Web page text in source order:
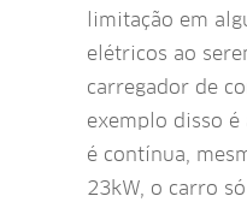
limitação em
elétricos ao
carregador de
exemplo disso
é contínua,
23kW, o carro